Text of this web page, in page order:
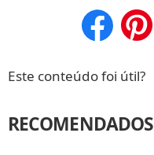
Este conteúdo foi útil?
RECOMENDADOS